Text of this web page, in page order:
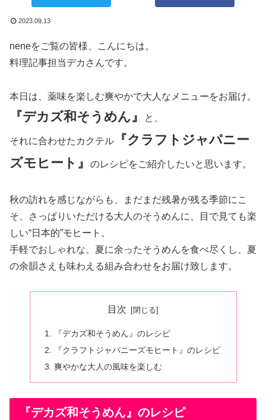
2023.09.13
neneをご覧の皆様、こんにちは。
料理記事担当デカさんです。
本日は、薬味を楽しむ爽やかで大人なメニューをお届け。
『デカズ和そうめん』 と、
それに合わせたカクテル
『クラフトジャパニー
ズモヒート』
のレシピをご紹介したいと思います。
秋の訪れを感じながらも、まだまだ残暑が残る季節にこ
そ、さっぱりいただける大人のそうめんに、目で見ても楽
しい“日本的”モヒート。
手軽でおしゃれな、夏に余ったそうめんを食べ尽くし、夏
の余韻さえも味わえる組み合わせをお届け致します。
目次
『デカズ和そうめん』のレシピ
『クラフトジャパニーズモヒート』のレシピ
爽やかな大人の風味を楽しむ
『デカズ和そうめん』のレシピ